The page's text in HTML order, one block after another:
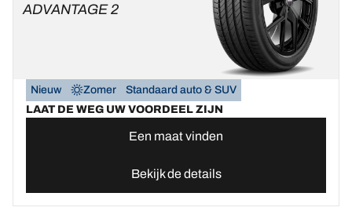
ADVANTAGE 2
Nieuw Zomer
Standaard auto & SUV
LAAT DE WEG UW VOORDEEL ZIJN
Een maat vinden
Bekijk de details